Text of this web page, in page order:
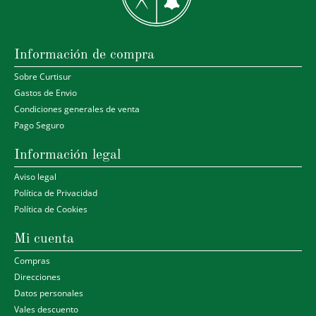
Información de compra
Sobre Curtisur
Gastos de Envio
Condiciones generales de venta
Pago Seguro
Información legal
Aviso legal
Política de Privacidad
Política de Cookies
Mi cuenta
Compras
Direcciones
Datos personales
Vales descuento